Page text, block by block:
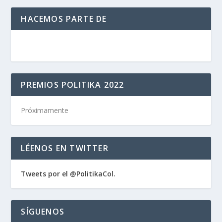
HACEMOS PARTE DE
PREMIOS POLITIKA 2022
Próximamente
LÉENOS EN TWITTER
Tweets por el @PolitikaCol.
SÍGUENOS